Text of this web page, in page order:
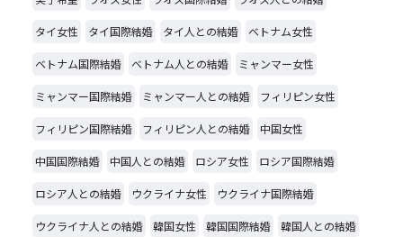
タイ女性 タイ国際結婚 タイ人との結婚 ベトナム女性
ベトナム国際結婚 ベトナム人との結婚 ミャンマー女性
ミャンマー国際結婚 ミャンマー人との結婚 フィリピン女性
フィリピン国際結婚 フィリピン人との結婚 中国女性
中国国際結婚 中国人との結婚 ロシア女性 ロシア国際結婚
ロシア人との結婚 ウクライナ女性 ウクライナ国際結婚
ウクライナ人との結婚 韓国女性 韓国国際結婚 韓国人との結婚